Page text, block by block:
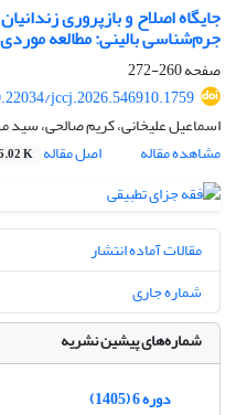
جایگاه اصلاح و بازپروری
جرم‌شناسی بالینی: مطالعه
صفحه260-272
jccj.2026.546910.1759
اسماعیل علیخانی، کریم صالحی،
مشاهده مقاله
اصل مقاله K
مقالات آماده انتشار
شماره جاری
شماره‌های پیشین نشریه
دوره 6 (1405)